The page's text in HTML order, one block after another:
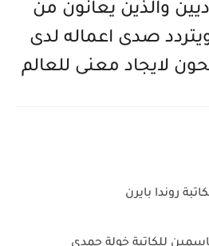
والذين يعانون من
صدى اعماله لدى
لايجاد معنى للعالم
روندا بايرن